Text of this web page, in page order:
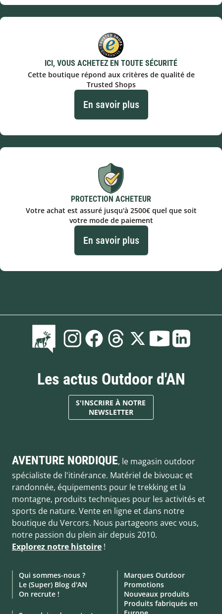
ICI, VOUS ACHETEZ EN TOUTE SÉCURITÉ
Cette boutique répond aux critères de qualité de
Trusted Shops
En savoir plus
PROTECTION ACHETEUR
Votre achat est assuré jusqu'à 2500€ quel que soit
votre mode de paiement
En savoir plus
Les actus Outdoor d'AN
S'INSCRIRE À NOTRE
NEWSLETTER
AVENTURE NORDIQUE, le magasin outdoor
spécialiste de l'itinérance. Matériel de bivouac et
randonnée, équipements pour le trekking et la
montagne, produits techniques pour les activités et
sports de nature. Vente en ligne et dans notre
boutique du Vercors. Nous partageons avec vous,
notre passion du plein air depuis 2010.
Explorez notre histoire !
Qui sommes-nous ?
Le (Super) Blog d'AN
On recrute !
Marques Outdoor
Promotions
Nouveaux produits
Produits fabriqués en